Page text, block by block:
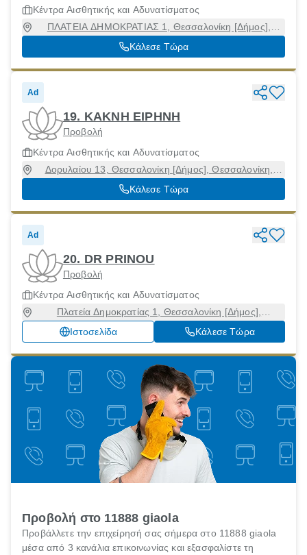
Κέντρα Αισθητικής και Αδυνατίσματος
ΠΛΑΤΕΙΑ ΔΗΜΟΚΡΑΤΙΑΣ 1, Θεσσαλονίκη [Δήμος],
Θεσσαλονίκη, 54630
Κάλεσε Τώρα
Ad
19. ΚΑΚΝΗ ΕΙΡΗΝΗ
Προβολή
Κέντρα Αισθητικής και Αδυνατίσματος
Δορυλαίου 13, Θεσσαλονίκη [Δήμος], Θεσσαλονίκη,
54454
Κάλεσε Τώρα
Ad
20. DR PRINOU
Προβολή
Κέντρα Αισθητικής και Αδυνατίσματος
Πλατεία Δημοκρατίας 1, Θεσσαλονίκη [Δήμος],
Θεσσαλονίκη, 54630
Ιστοσελίδα Κάλεσε Τώρα
Προβολή στο 11888 giaola
Προβάλλετε την επιχείρησή σας σήμερα στο 11888 giaola
μέσα από 3 κανάλια επικοινωνίας και εξασφαλίστε τη